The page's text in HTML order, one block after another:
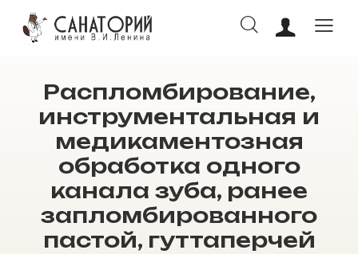
Распломбирование,
инструментальная и
медикаментозная
обработка одного
канала зуба, ранее
запломбированного
пастой, гуттаперчей
ОНЛАЙН БРОНИРОВАНИЕ